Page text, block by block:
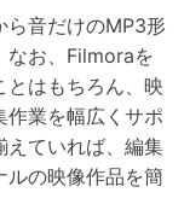
ら音だけのMP3形
なお、Filmoraを
とはもちろん、映
作業を幅広くサポ
えていれば、編集
ルの映像作品を簡